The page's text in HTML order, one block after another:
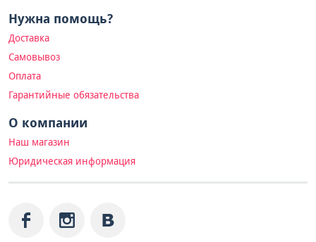
Нужна помощь?
Доставка
Самовывоз
Оплата
Гарантийные обязательства
О компании
Наш магазин
Юридическая информация